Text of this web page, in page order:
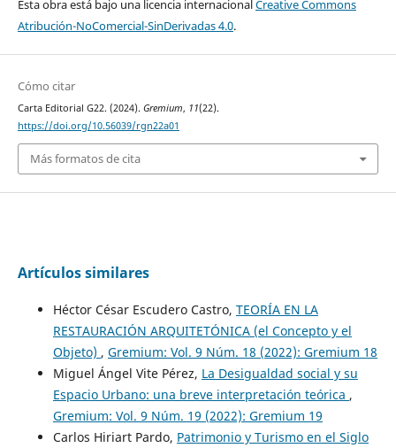
Esta obra está bajo una licencia internacionalCreative Commons
Atribución-NoComercial-SinDerivadas 4.0.
Cómo citar
Carta Editorial G22. (2024). Gremium, 11(22).
https://doi.org/10.56039/rgn22a01
Más formatos de cita
Artículos similares
Héctor César Escudero Castro, TEORÍA EN LA
RESTAURACIÓN ARQUITETÓNICA (el Concepto y el
Objeto) , Gremium: Vol. 9 Núm. 18 (2022): Gremium 18
Miguel Ángel Vite Pérez, La Desigualdad social y su
Espacio Urbano: una breve interpretación teórica ,
Gremium: Vol. 9 Núm. 19 (2022): Gremium 19
Carlos Hiriart Pardo, Patrimonio y Turismo en el Siglo